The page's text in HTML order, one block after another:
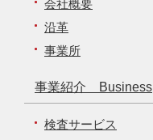
会社概要
沿革
事業所
事業紹介 Business
検査サービス